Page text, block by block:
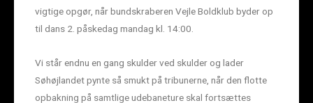
vigtige opgør, når bundskraberen Vejle Boldklub byder op
til dans 2. påskedag mandag kl. 14:00.
Vi står endnu en gang skulder ved skulder og lader
Søhøjlandet pynte så smukt på tribunerne, når den flotte
opbakning på samtlige udebaneture skal fortsættes